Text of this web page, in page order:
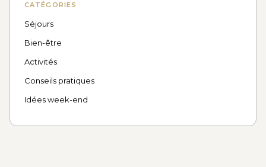
CATÉGORIES
Séjours
Bien-être
Activités
Conseils pratiques
Idées week-end